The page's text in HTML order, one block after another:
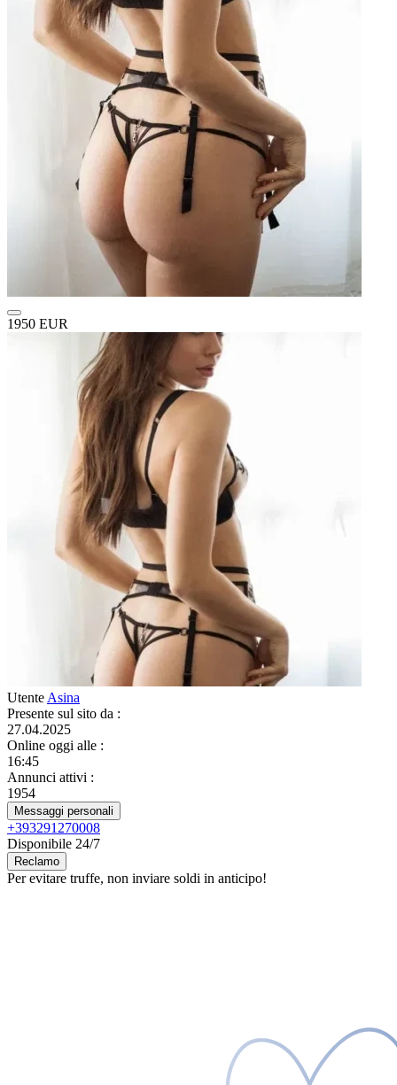
1950 EUR
Utente Asina
Presente sul sito da :
27.04.2025
Online oggi alle :
16:45
Annunci attivi :
1954
Messaggi personali
+393291270008
Disponibile 24/7
Reclamo
Per evitare truffe, non inviare soldi in anticipo!